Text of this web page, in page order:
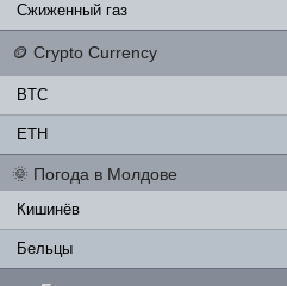
Сжиженный газ
🪙 Crypto Currency
BTC
ETH
🌞 Погода в Молдове
Кишинёв
Бельцы